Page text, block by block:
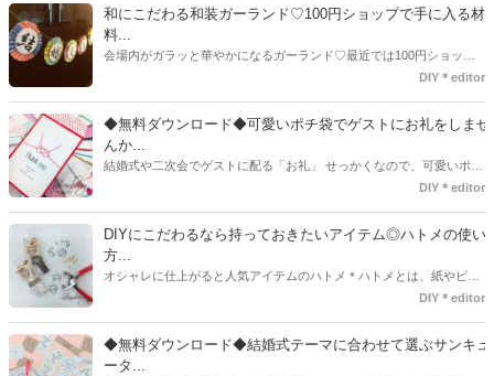
ま、付いてた方が断然可愛い♡そんなプレ花嫁さんたちの#サンキュー
タグアイデア、探してみました♪
和にこだわる和装ガーランド♡100円ショップで手に入る材
料...
会場内がガラッと華やかになるガーランド♡最近では100円ショップ
で既に完成された物が販売されていたり、ネット上でダウンロードし
す。ダウンロードしたデザインを印刷する紙をこだわるプレ花嫁さん
も・・・♡紙質や柄などでガラッと印象が変わりますよね♪
DIY＊editor
◆無料ダウンロード◆可愛いポチ袋でゲストにお礼をしませ
んか...
結婚式や二次会でゲストに配る「お礼」 せっかくなので、可愛いポチ
袋で用意しませんか？今回の記事では無料でダウンロードできるデザ
ください。いつもStrawberryを読んで頂いているプレ花嫁さんのお手
伝いが少しでも出来れば嬉しいです♡
DIY＊editor
DIYにこだわるなら持っておきたいアイテム◎ハトメの使い
方...
オシャレに仕上がると人気アイテムのハトメ＊ハトメとは、紙やビニ
ールなどに開けた穴につける金具のことでサイズが幅広く揃っていま
り、付けるものの素材や色にあわせて選ぶことができるんです♪*
DIY＊editor
◆無料ダウンロード◆結婚式テーマに合わせて選ぶサンキュ
ータ...